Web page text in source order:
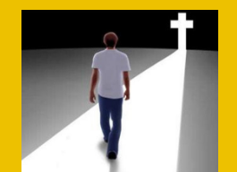
contenuto